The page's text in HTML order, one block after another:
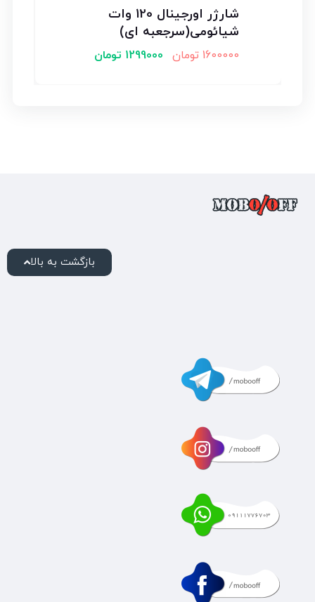
شارژر اورجینال 120 وات
شیائومی(سرجعبه ای)
1600000 تومان 1299000 تومان
بازگشت به بالا